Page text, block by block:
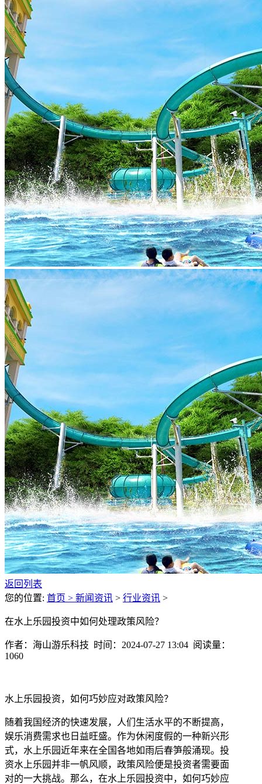
返回列表
您的位置: 首页 > 新闻资讯 > 行业资讯 >
在水上乐园投资中如何处理政策风险？
作者：海山游乐科技 时间：2024-07-27 13:04 阅读量：
1060
水上乐园投资，如何巧妙应对政策风险？
随着我国经济的快速发展，人们生活水平的不断提高，
娱乐消费需求也日益旺盛。作为休闲度假的一种新兴形
式，水上乐园近年来在全国各地如雨后春笋般涌现。投
资水上乐园并非一帆风顺，政策风险便是投资者需要面
对的一大挑战。那么，在水上乐园投资中，如何巧妙应